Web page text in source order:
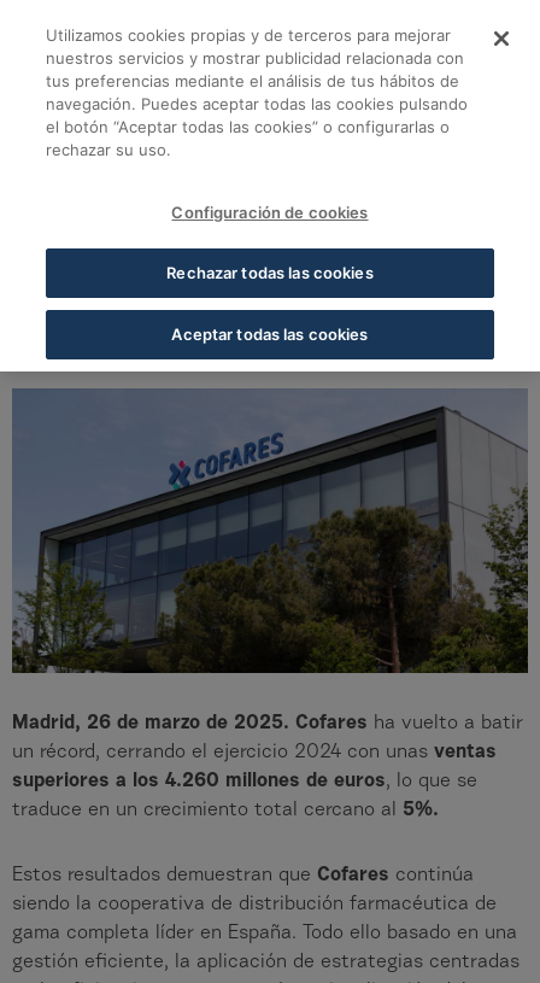
Récord histórico de
Volver a todas las noticias
Récord histórico de Cofares
con unas ventas superiores a
los 4.260 millones de euros
Madrid, 26 de marzo de 2025. Cofares ha vuelto a batir
un récord, cerrando el ejercicio 2024 con unas ventas
superiores a los 4.260 millones de euros, lo que se
traduce en un crecimiento total cercano al 5%.
Estos resultados demuestran que Cofares continúa
siendo la cooperativa de distribución farmacéutica de
gama completa líder en España. Todo ello basado en una
gestión eficiente, la aplicación de estrategias centradas
Utilizamos cookies propias y de terceros para mejorar
nuestros servicios y mostrar publicidad relacionada con
tus preferencias mediante el análisis de tus hábitos de
navegación. Puedes aceptar todas las cookies pulsando
el botón “Aceptar todas las cookies” o configurarlas o
rechazar su uso.
Configuración de cookies
Rechazar todas las cookies
Aceptar todas las cookies